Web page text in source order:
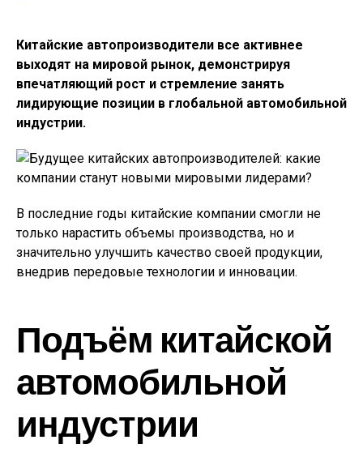
Китайские автопроизводители все активнее
выходят на мировой рынок, демонстрируя
впечатляющий рост и стремление занять
лидирующие позиции в глобальной автомобильной
индустрии.
В последние годы китайские компании смогли не
только нарастить объемы производства, но и
значительно улучшить качество своей продукции,
внедрив передовые технологии и инновации.
Подъём китайской
автомобильной
индустрии